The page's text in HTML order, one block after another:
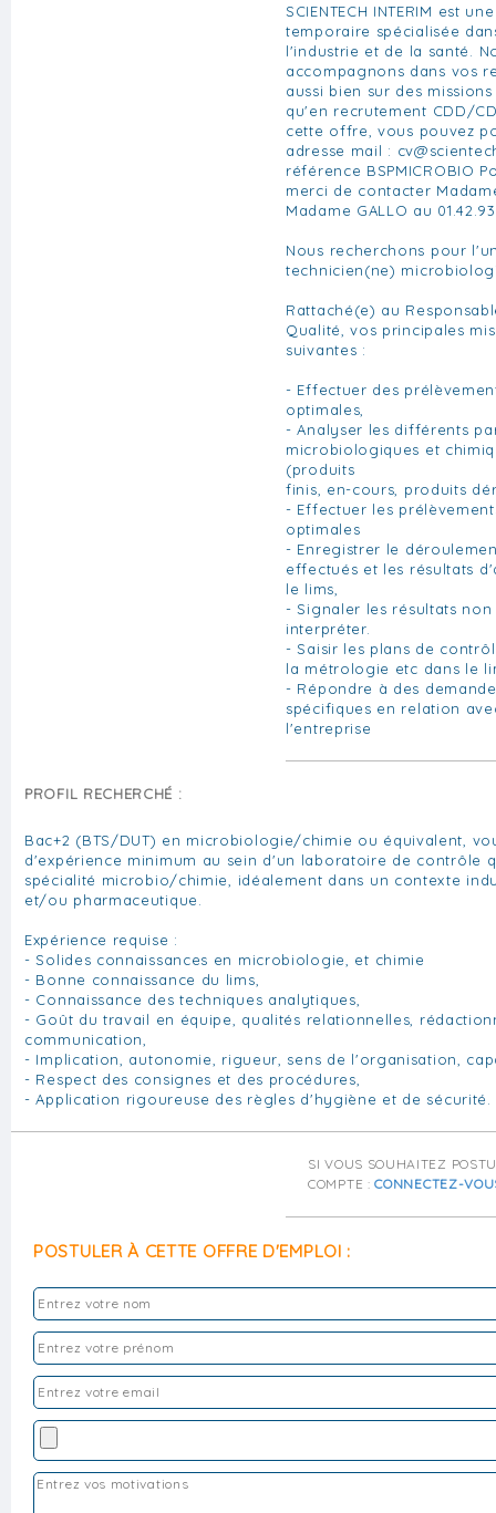
SCIENTECH INTERIM est
temporaire spécialisée
l'industrie et de la santé.
accompagnons dans vos
aussi bien sur des
qu'en recrutement CDD/
cette offre, vous pouvez
adresse mail :
référence BSPMICROBIO
merci de contacter
Madame GALLO au
Nous recherchons pour
technicien(ne)
Rattaché(e) au
Qualité, vos principales
suivantes :
- Effectuer des
optimales,
- Analyser les différents
microbiologiques et
(produits
finis, en-cours, produits
- Effectuer les
optimales
- Enregistrer le
effectués et les résultats
le lims,
- Signaler les résultats
interpréter.
- Saisir les plans de
la métrologie etc dans le
- Répondre à des
spécifiques en relation
l'entreprise
PROFIL RECHERCHÉ :
Bac+2 (BTS/DUT) en microbiologie/chimie ou équivalent,
d'expérience minimum au sein d'un laboratoire de contrôle
spécialité microbio/chimie, idéalement dans un contexte
et/ou pharmaceutique.
Expérience requise :
- Solides connaissances en microbiologie, et chimie
- Bonne connaissance du lims,
- Connaissance des techniques analytiques,
- Goût du travail en équipe, qualités relationnelles,
communication,
- Implication, autonomie, rigueur, sens de l'organisation,
- Respect des consignes et des procédures,
- Application rigoureuse des règles d'hygiène et de sécurité.
SI VOUS SOUHAITEZ
COMPTE :CONNECTEZ-
POSTULER À CETTE OFFRE D'EMPLOI :